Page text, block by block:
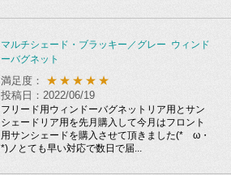
マルチシェード・ブラッキー／グレー ウィンド
ーバグネット
満足度： ★★★★★
投稿日：2022/06/19
フリード用ウィンドーバグネットリア用とサン
シェードリア用を先月購入して今月はフロント
用サンシェードを購入させて頂きました(*ゝω・
*)ノとても早い対応で数日で届...